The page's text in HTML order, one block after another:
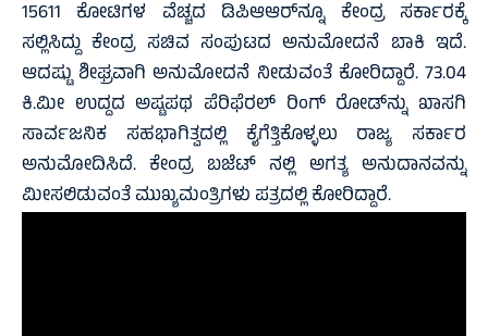
15611 ಕೋಟಿಗಳ ವೆಚ್ಚದ ಡಿಪಿಆಆರ್‌ನ್ನೂ ಕೇಂದ್ರ ಸರ್ಕಾರಕ್ಕೆ
ಸಲ್ಲಿಸಿದ್ದು ಕೇಂದ್ರ ಸಚಿವ ಸಂಪುಟದ ಅನುಮೋದನೆ ಬಾಕಿ ಇದೆ.
ಆದಷ್ಟು ಶೀಘ್ರವಾಗಿ ಅನುಮೋದನೆ ನೀಡುವಂತೆ ಕೋರಿದ್ದಾರೆ. 73.04
ಕಿ.ಮೀ ಉದ್ದದ ಅಷ್ಟಪಥ ಪೆರಿಫೆರಲ್ ರಿಂಗ್ ರೋಡ್‌ನ್ನು ಖಾಸಗಿ
ಸಾರ್ವಜನಿಕ ಸಹಭಾಗಿತ್ವದಲ್ಲಿ ಕೈಗೆತ್ತಿಕೊಳ್ಳಲು ರಾಜ್ಯ ಸರ್ಕಾರ
ಅನುಮೋದಿಸಿದೆ. ಕೇಂದ್ರ ಬಜೆಟ್ ನಲ್ಲಿ ಅಗತ್ಯ ಅನುದಾನವನ್ನು
ಮೀಸಲಿಡುವಂತೆ ಮುಖ್ಯಮಂತ್ರಿಗಳು ಪತ್ರದಲ್ಲಿ ಕೋರಿದ್ದಾರೆ.